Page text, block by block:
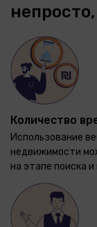
Количество
Использование
недвижимости
на этапе поиска